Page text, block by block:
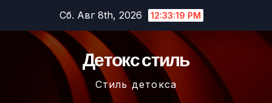
содержимому
Сб. Авг 8th, 2026 12:33:20 PM
Детокс стиль
Стиль детокса